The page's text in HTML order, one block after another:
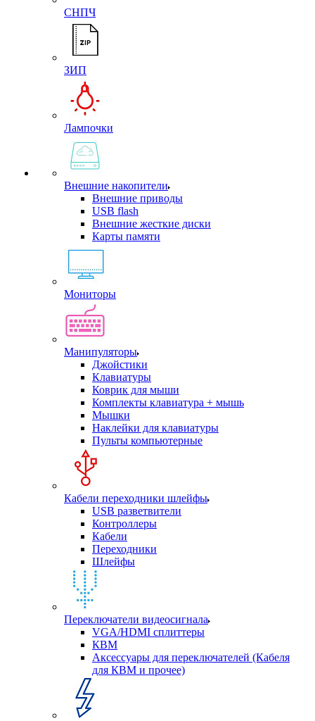
СНПЧ
ЗИП
Лампочки
Внешние накопители
Внешние приводы
USB flash
Внешние жесткие диски
Карты памяти
Мониторы
Манипуляторы
Джойстики
Клавиатуры
Коврик для мыши
Комплекты клавиатура + мышь
Мышки
Наклейки для клавиатуры
Пульты компьютерные
Кабели переходники шлейфы
USB разветвители
Контроллеры
Кабели
Переходники
Шлейфы
Переключатели видеосигнала
VGA/HDMI сплиттеры
КВМ
Аксессуары для переключателей (Кабеля
для КВМ и прочее)